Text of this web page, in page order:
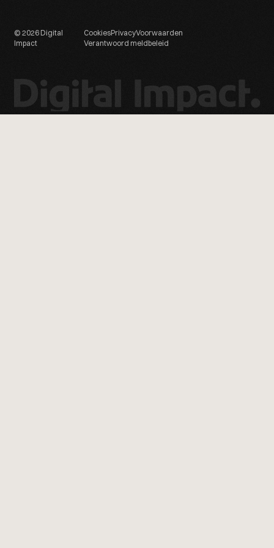
© 2026 Digital
Impact
CookiesPrivacyVoorwaarden
Verantwoord meldbeleid